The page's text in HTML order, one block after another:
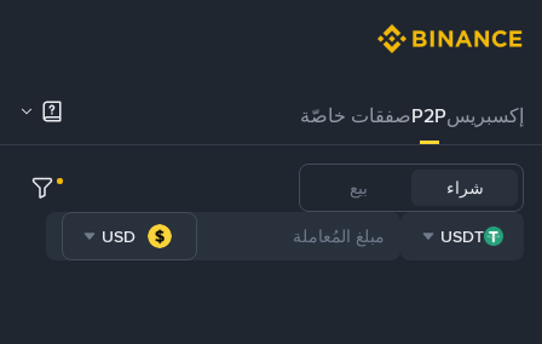
إكسبريسP2Pصفقات خاصّة
شراء بيع
USDT
USD